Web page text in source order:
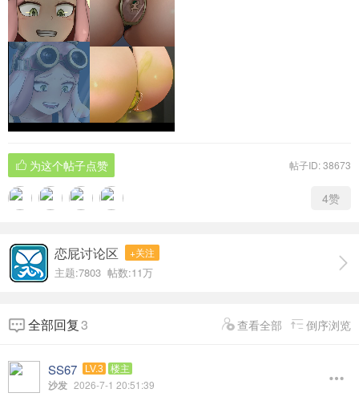
帖子ID: 38673
为这个帖子点赞
4赞
恋屁讨论区 +关注
主题:7803 帖数:11万
全部回复3 查看全部 倒序浏览
SS67 LV.3 楼主
沙发 2026-7-1 20:51:39